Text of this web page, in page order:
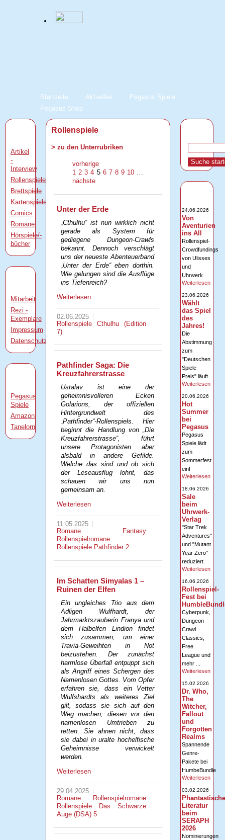
Startseite Aktuelles
Pegasus Spiele
Pegasus Shop
Artikel
-
Interview
Rollenspiele
Brettspiele
Kartenspiele
Comics
Romane
Hörspiele/-
bücher
Mitarbeit
Rezi -
Exemplare
Impressum
Datenschutz
Pegasus
Spiele
Amazon
Tanelorn
Rollenspiele
> zu den Unterrubriken
vorherige
1 2 3 4 5 6 7 8 9 10 …
nächste
Unter der Erde
„Cthulhu“ ist nun wirklich nicht
gerade als System für
gediegene Dungeon-Crawls
bekannt. Dennoch verschlägt
uns der neueste Abenteuerband
„Unter der Erde“ eben dorthin.
Wie gelungen sind die Ausflüge
ins Tiefenreich?
Weiterlesen
02.06.2025
RollenspieleCthulhu (Edition
7)
Pathfinder Saga: Die
Kreuzfahrerstrasse
Ustalav ist eine der
geheimnisvolleren Ecken
Golarions, der offiziellen
Hintergrundwelt des
„Pathfinder“-Rollenspiels. Hier
beginnt die Handlung von „Die
Kreuzfahrerstrasse“, führt
unsere Protagonisten aber
alsbald in andere Gefilde.
Welche das sind und ob sich
der Leseausflug lohnt, das
schauen wir uns nun
gemeinsam an.
Weiterlesen
11.05.2025
Romane
Fantasy
Rollenspielromane
Rollenspiele Pathfinder 2
Im Schatten Simyalas 1 –
Ruinen der Elfen
Ein ungleiches Trio aus dem
Adligen Wulfhardt, der
Jahrmarktszauberin Franya und
dem Halbelfen Lindion findet
sich zusammen, um einer
Travia-Geweihten in Not
beizustehen. Der zunächst
harmlose Überfall entpuppt sich
als Angriff eines Schergen des
Namenlosen Gottes. Vom Opfer
erfahren sie, dass ein Vetter
Wulfshardts als weiteres Ziel
gilt, sodass sie sich auf den
Weg machen, diesen vor den
namenlosen Umtrieben zu
retten. Sie ahnen nicht, dass
sie dabei in uralte hochelfische
Geheimnisse verwickelt
werden.
Weiterlesen
29.04.2025
Romane
Rollenspielromane
Rollenspiele
Das Schwarze
Auge (DSA) 5
24.06.2026
Von
Aventurien
ins All
Rollenspiel-
Crowdfundings
von Ulisses
und
Uhrwerk
Weiterlesen
23.06.2026
Wählt
das Spiel
des
Jahres!
Die
Abstimmung
zum
"Deutschen
Spiele
Preis" läuft.
Weiterlesen
20.06.2026
Hot
Summer
bei
Pegasus
Pegasus
Spiele lädt
zum
Sommerfest
ein!
Weiterlesen
18.06.2026
Sale
beim
Uhrwerk-
Verlag
"Star Trek
Adventures"
und "Mutant
Year Zero"
reduziert.
Weiterlesen
16.06.2026
Rollenspiel-
Fest bei
Cyberpunk,
Dungeon
Crawl
Classics,
Free
League und
mehr ...
Weiterlesen
15.02.2026
Dr. Who,
The
Witcher,
Fallout
und
Forgotten
Realms
Spannende
Genre-
Pakete bei
HumbeBundle
Weiterlesen
03.02.2026
Literatur
beim
SERAPH
2026
Nominierungen